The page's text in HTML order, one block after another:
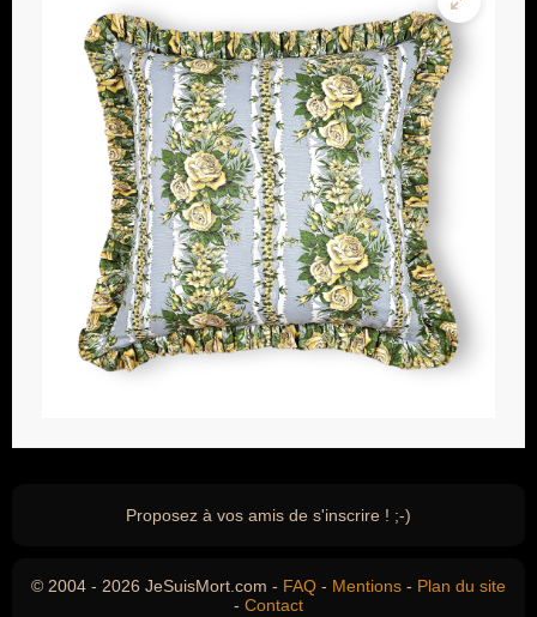
Proposez à vos amis de s'inscrire ! ;-)
© 2004 - 2026 JeSuisMort.com - FAQ - Mentions - Plan du site
- Contact